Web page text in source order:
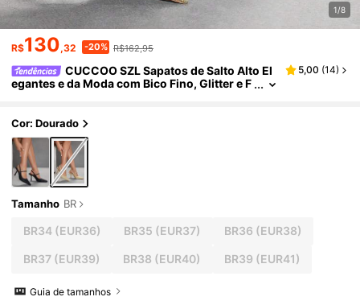
1/8
R$130,32 -20% R$162,95
CUCCOO SZL Sapatos de Salto Alto El
egantes e da Moda com Bico Fino, Glitter e F
5,00 (14)
Cor: Dourado
Tamanho BR
BR34(EUR36) BR35 (EUR37) BR36 (EUR38)
BR37(EUR39) BR38 (EUR40) BR39 (EUR41)
Guia de tamanhos